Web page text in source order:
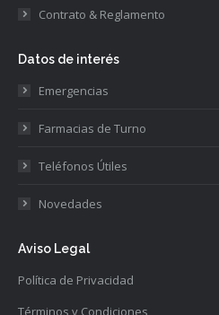
Contrato & Reglamento
Datos de interés
Emergencias
Farmacias de Turno
Teléfonos Útiles
Novedades
Aviso Legal
Política de Privacidad
Términos y Condiciones